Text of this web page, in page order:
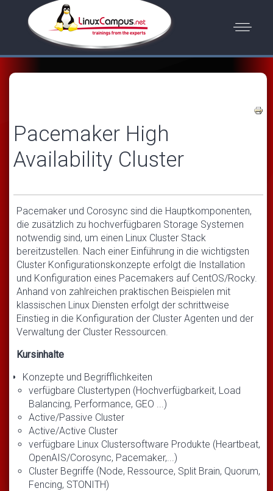
Pacemaker High
Availability Cluster
Pacemaker und Corosync sind die Hauptkomponenten,
die zusätzlich zu hochverfügbaren Storage Systemen
notwendig sind, um einen Linux Cluster Stack
bereitzustellen. Nach einer Einführung in die wichtigsten
Cluster Konfigurationskonzepte erfolgt die Installation
und Konfiguration eines Pacemakers auf CentOS/Rocky.
Anhand von zahlreichen praktischen Beispielen mit
klassischen Linux Diensten erfolgt der schrittweise
Einstieg in die Konfiguration der Cluster Agenten und der
Verwaltung der Cluster Ressourcen.
Kursinhalte
Konzepte und Begrifflichkeiten
verfügbare Clustertypen (Hochverfügbarkeit, Load
Balancing, Performance, GEO ...)
Active/Passive Cluster
Active/Active Cluster
verfügbare Linux Clustersoftware Produkte (Heartbeat,
OpenAIS/Corosync, Pacemaker,...)
Cluster Begriffe (Node, Ressource, Split Brain, Quorum,
Fencing, STONITH)